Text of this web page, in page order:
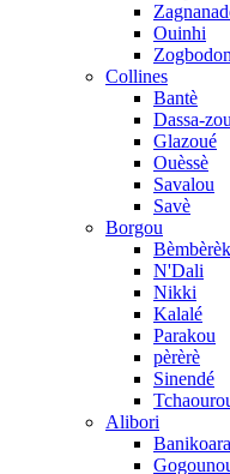
Ouinhi
Collines
Bantè
Dassa-
Glazoué
Ouèssè
Savalou
Savè
Borgou
N'Dali
Nikki
Kalalé
Parakou
pèrèrè
Sinendé
Alibori
Banikoara